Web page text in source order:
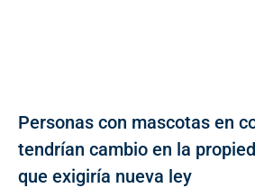
Personas con mascotas en
tendrían cambio en la
que exigiría nueva ley